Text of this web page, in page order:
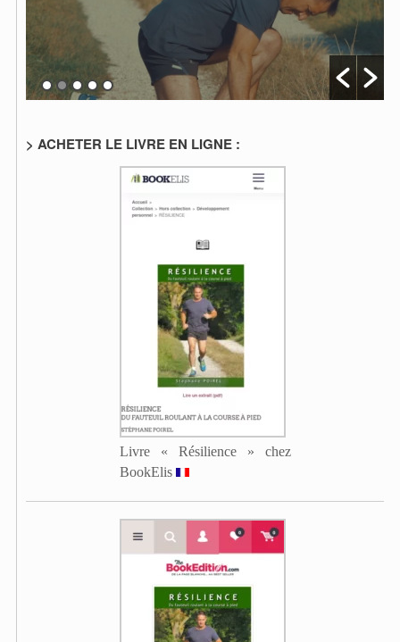
> ACHETER LE LIVRE EN LIGNE :
Livre « Résilience » chez
BookElis